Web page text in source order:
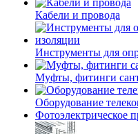
Кабели и провода
Инструменты для
Муфты, фитинги
Оборудование
Фотоэлектрическое